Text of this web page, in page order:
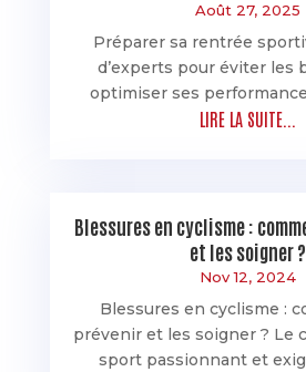
Août 27, 2025
Préparer sa rentrée
d’experts pour éviter les
optimiser ses
LIRE LA SUITE...
Blessures en cyclisme :
et les soigner ?
Nov 12, 2024
Blessures en cyclisme :
prévenir et les soigner ? Le
sport passionnant et